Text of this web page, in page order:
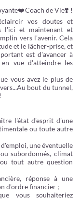
de Vie❣️ !
vos doutes et
l'ici et maintenant et
vers l'avenir. Cela
et le lâcher-prise, et
est d'avancer à
vue d'atteindre les
vous avez le plus de
bout du tunnel,
l'état d'esprit d'une
ou toute autre
une éventuelle
subordonnés, climat
tout autre question
réponse à une
d'ordre financier ;
vous souhaiteriez